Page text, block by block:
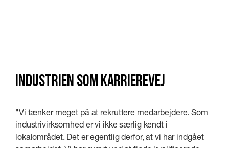
Industrien som karrierevej
"Vi tænker meget på at rekruttere medarbejdere. Som
industrivirksomhed er vi ikke særlig kendt i
lokalområdet. Det er egentlig derfor, at vi har indgået